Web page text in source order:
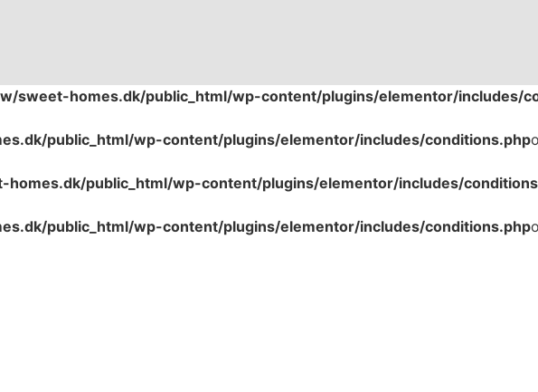
sweet-homes.dk/public_html/wp-content/plugins/elementor/includes/
public_html/wp-content/plugins/elementor/includes/conditions.php
public_html/wp-content/plugins/elementor/includes/
public_html/wp-content/plugins/elementor/includes/conditions.php